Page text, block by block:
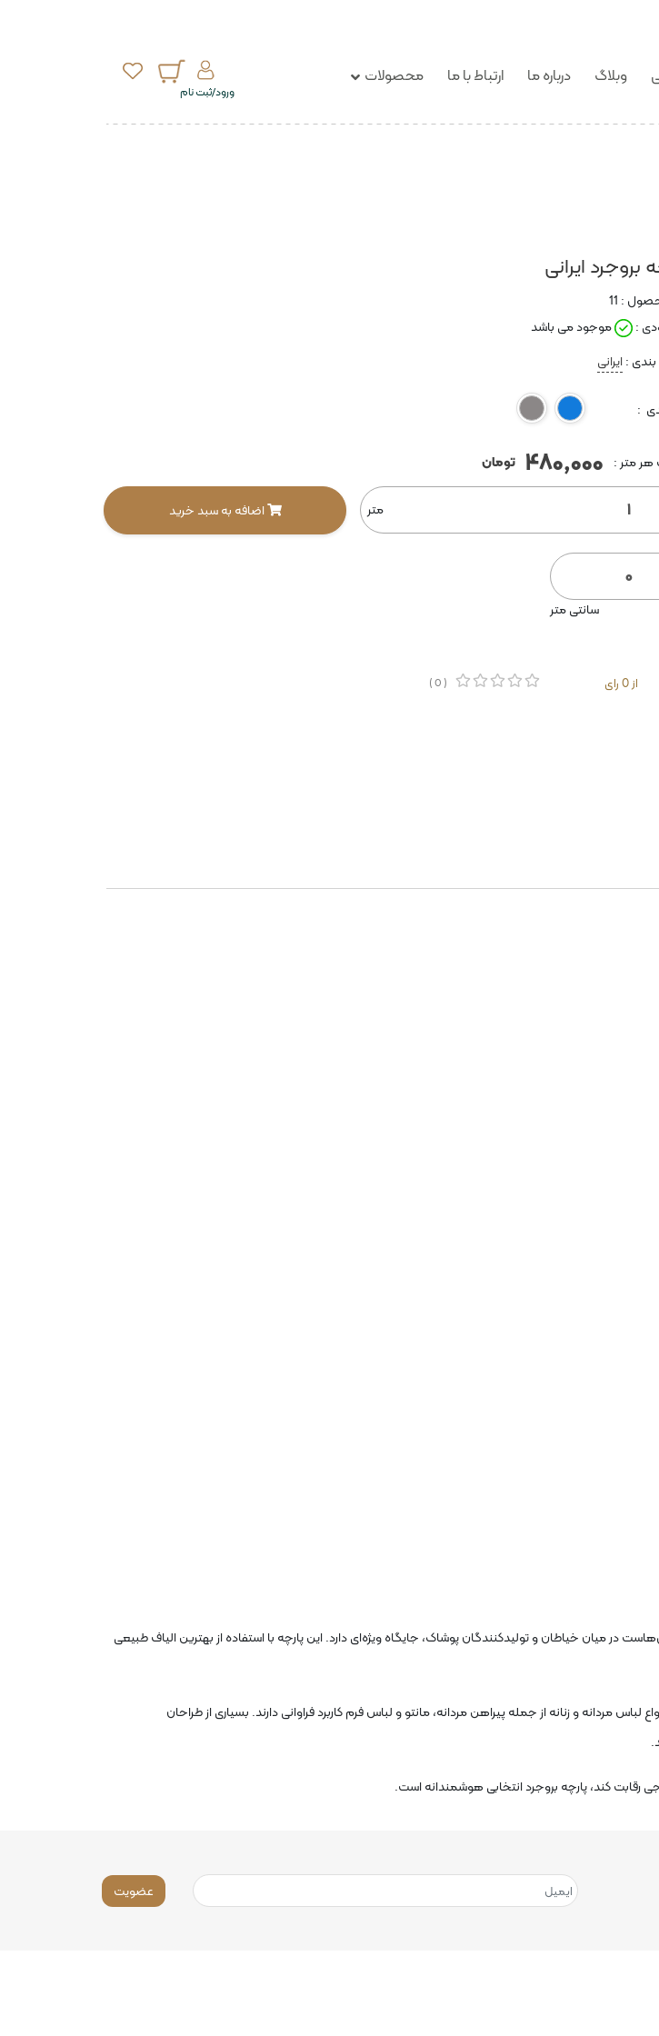
ورود/ثبت نام
وبلاگ درباره ما ارتباط با ما محصولات
بروجرد ایرانی
:
11
:
موجود می باشد
:ایرانی
:
آبی
طوسی
متر : 480,000 تومان
متر
سانتی متر
اضافه به سبد خرید
از 0 رای ( 0 )
در میان خیاطان و تولیدکنندگان پوشاک، جایگاه ویژه‌ای دارد. این پارچه با استفاده از بهترین الیاف طبیعی
لباس مردانه و زنانه از جملهپیراهن مردانه، مانتو و لباس فرمکاربرد فراوانی دارند. بسیاری از طراحان
کند، پارچه بروجرد انتخابی هوشمندانه است.
عضویت